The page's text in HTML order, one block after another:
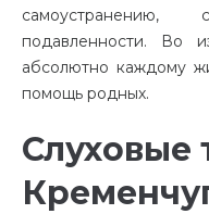
самоустранению,
подавленности. Во
абсолютно каждому
помощь родных.
Слуховые